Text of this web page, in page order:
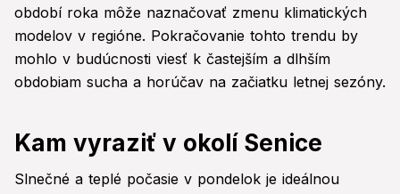
období roka môže naznačovať zmenu klimatických
modelov v regióne. Pokračovanie tohto trendu by
mohlo v budúcnosti viesť k častejším a dlhším
obdobiam sucha a horúčav na začiatku letnej sezóny.
Kam vyraziť v okolí Senice
Slnečné a teplé počasie v pondelok je ideálnou